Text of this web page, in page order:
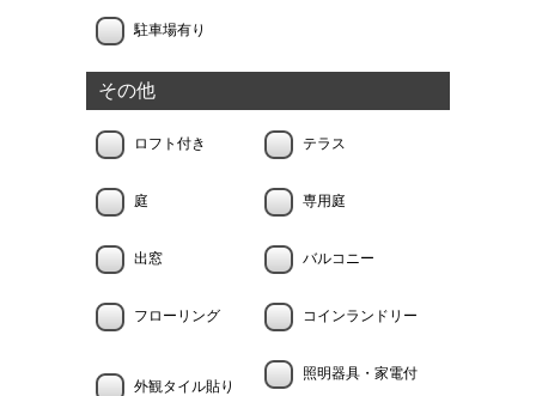
駐車場有り
その他
ロフト付き テラス
庭 専用庭
出窓 バルコニー
フローリング コインランドリー
外観タイル貼り
照明器具・家電付